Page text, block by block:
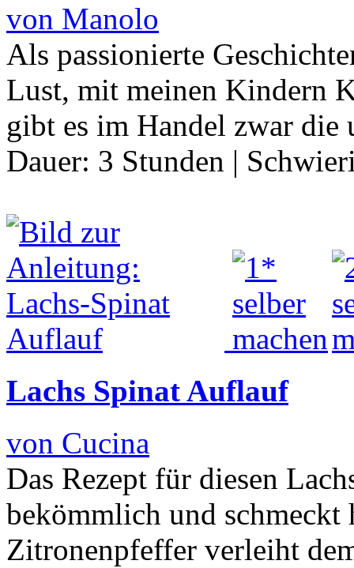
von Manolo
Als passionierte
Lust, mit meinen Kindern
gibt es im Handel zwar
Dauer: 3 Stunden |
Lachs Spinat Auflauf
von Cucina
Das Rezept für diesen
bekömmlich und schmeckt
Zitronenpfeffer verleiht